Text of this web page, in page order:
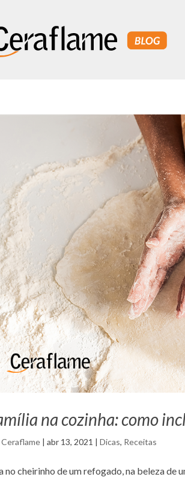
na cozinha: como
Ceraflame |abr 13, 2021 |Dicas, Receitas
no cheirinho de um refogado, na beleza de